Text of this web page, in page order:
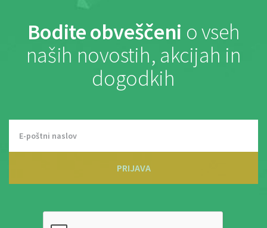
Bodite obveščeni o vseh
naših novostih, akcijah in
dogodkih
PRIJAVA